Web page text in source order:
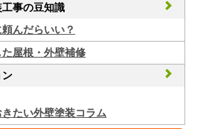
事の豆知識
んだらいい？
屋根・外壁補修
ン
たい外壁塗装コラム